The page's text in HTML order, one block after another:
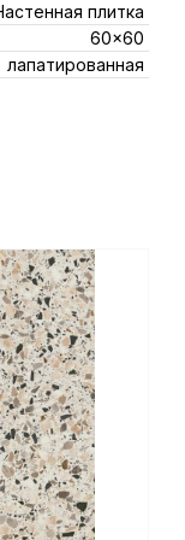
плитка
60x60
лапатированная